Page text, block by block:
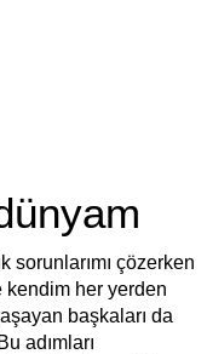
sorunlarımı çözerken
kendim her yerden
başkaları da
adımları